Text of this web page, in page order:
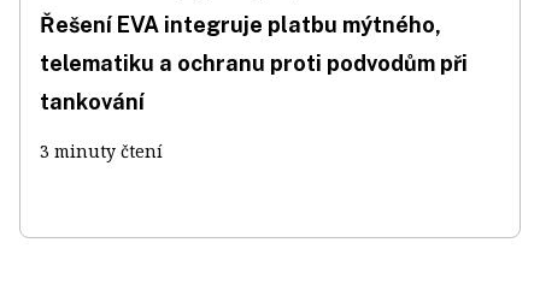
Řešení EVA integruje platbu mýtného,
telematiku a ochranu proti podvodům při
tankování
3 minuty čtení